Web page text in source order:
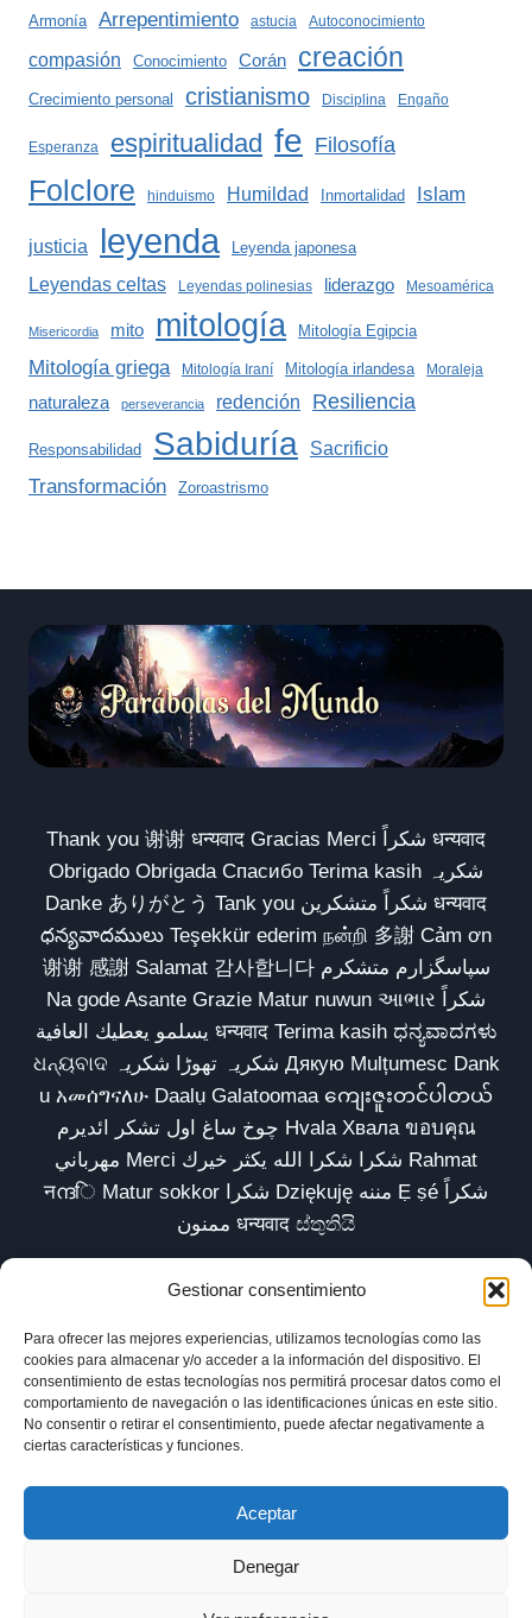
Gestionar consentimiento
Para ofrecer las mejores experiencias, utilizamos tecnologías como las
cookies para almacenar y/o acceder a la información del dispositivo. El
consentimiento de estas tecnologías nos permitirá procesar datos como el
comportamiento de navegación o las identificaciones únicas en este sitio.
No consentir o retirar el consentimiento, puede afectar negativamente a
ciertas características y funciones.
Aceptar
Denegar
Armonía Arrepentimiento astucia Autoconocimiento
compasión Conocimiento Corán creación
Crecimiento personal cristianismo Disciplina Engaño
Esperanza espiritualidad fe Filosofía
Folclore hinduismo Humildad Inmortalidad Islam
justicia leyenda Leyenda japonesa
Leyendas celtas Leyendas polinesias liderazgo Mesoamérica
Misericordia mito mitología Mitología Egipcia
Mitología griega Mitología Iraní Mitología irlandesa Moraleja
naturaleza perseverancia redención Resiliencia
Responsabilidad Sabiduría Sacrificio
Transformación Zoroastrismo
Thank you 谢谢 धन्यवाद Gracias Merci شكراً धन्यवाद
Obrigado Obrigada Спасибо Terima kasih شکریہ
Danke ありがとう Tank you شكراً متشكرين धन्यवाद
ధన్యవాదములు Teşekkür ederim நன்றி 多謝 Cảm ơn
谢谢 感謝 Salamat 감사합니다 سپاسگزارم متشکرم
Na gode Asante Grazie Matur nuwun આભાર شكراً
يسلمو يعطيك العافية धन्यवाद Terima kasih ಧನ್ಯವಾದಗಳು
ଧନ୍ୟବାଦ شکریہ تھوڑا شکریہ Дякую Mulțumesc Dank
u አመሰግናለሁ Daalụ Galatoomaa ကျေးဇူးတင်ပါတယ်
چوخ ساغ اول تشکر ائدیرم Hvala Хвала ขอบคุณ
مهرباني Merci شكرا شكرا الله يكثر خيرك Rahmat
नന്ദि Matur sokkor شكرا Dziękuję مننه Ẹ ṣé شكراً
ممنون धन्यवाद ස්තුතියි
Inicio Biblioteca Parábolas TV
Comunidad
Esencia
Blog
Política de privacidad
Aviso legal
Política de cookies (UE)